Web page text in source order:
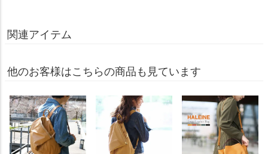
関連アイテム
他のお客様はこちらの商品も見ています